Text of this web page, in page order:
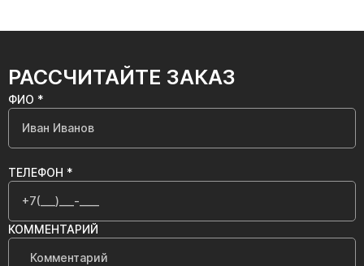
РАССЧИТАЙТЕ ЗАКАЗ
ФИО *
ТЕЛЕФОН *
КОММЕНТАРИЙ